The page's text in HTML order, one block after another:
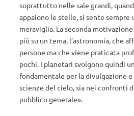
soprattutto nelle sale grandi,
appaiono le stelle, si sente sempre
meraviglia. La seconda
più su un tema, l’astronomia, che
persone ma che viene praticata
pochi. I planetari svolgono quindi
fondamentale per la divulgazione
scienze del cielo, sia nei confronti
pubblico generale».